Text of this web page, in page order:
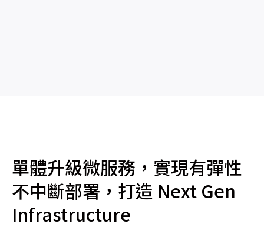
單體升級微服務，實現有彈性
不中斷部署，打造 Next Gen
Infrastructure